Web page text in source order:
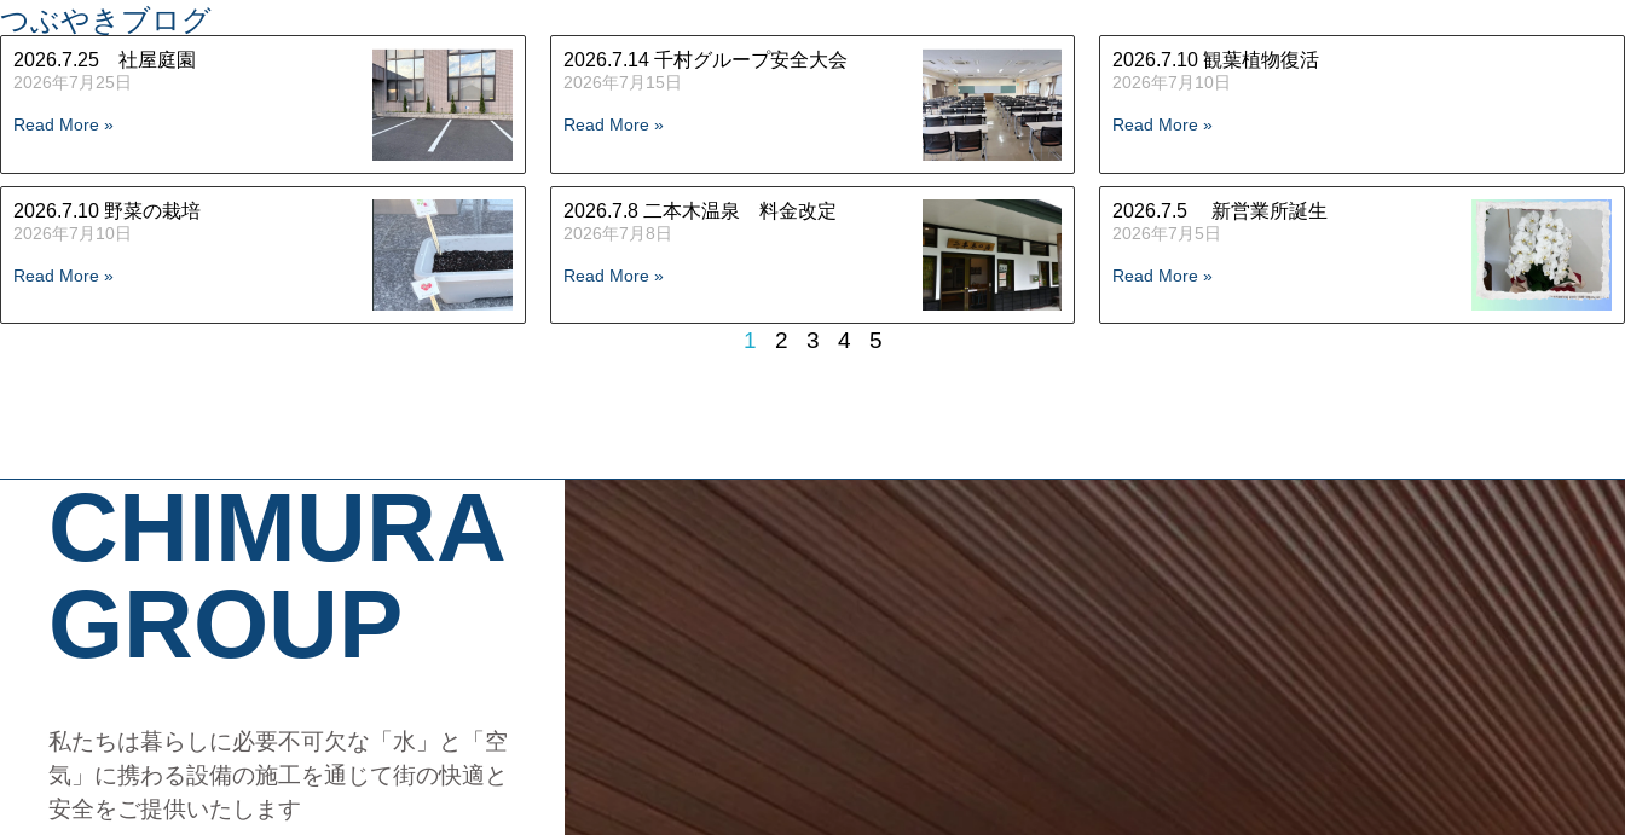
つぶやきブログ
2026.7.25 社屋庭園
2026年7月25日
Read More »
2026.7.14 千村グループ安全大会
2026年7月15日
Read More »
2026.7.10 観葉植物復活
2026年7月10日
Read More »
2026.7.10 野菜の栽培
2026年7月10日
Read More »
2026.7.8 二本木温泉 料金改定
2026年7月8日
Read More »
2026.7.5 新営業所誕生
2026年7月5日
Read More »
1 2 3 4 5
CHIMURA
GROUP
私たちは暮らしに必要不可欠な「水」と「空
気」に携わる設備の施工を通じて街の快適と
安全をご提供いたします